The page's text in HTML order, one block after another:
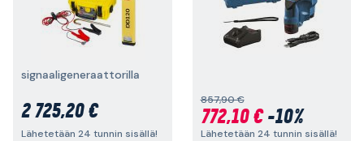
signaaligeneraattorilla
2 725,20 €
Lähetetään 24 tunnin sisällä!
857,90 €
772,10 €-10%
Lähetetään 24 tunnin sisällä!